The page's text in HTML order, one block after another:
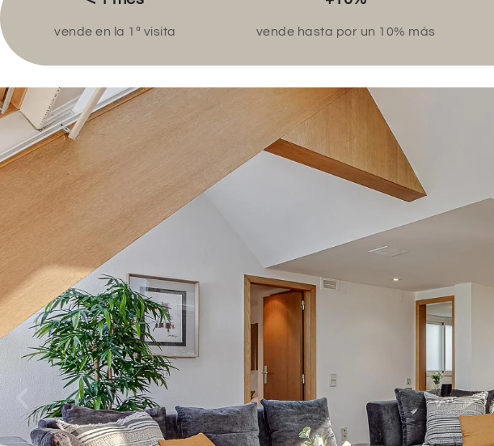
vende en la 1ª visita vende hasta por un 10% más